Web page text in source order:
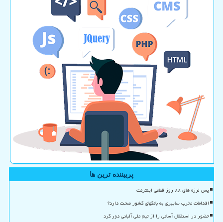
پربیننده ترین ها
پس لرزه های ۸۸ روز قطعی اینترنت
اقدامات مخرب سایبری به بانکهای کشور صحت دارد؟
حضور در استقلال آسانی را از تیم ملی آلبانی دور کرد